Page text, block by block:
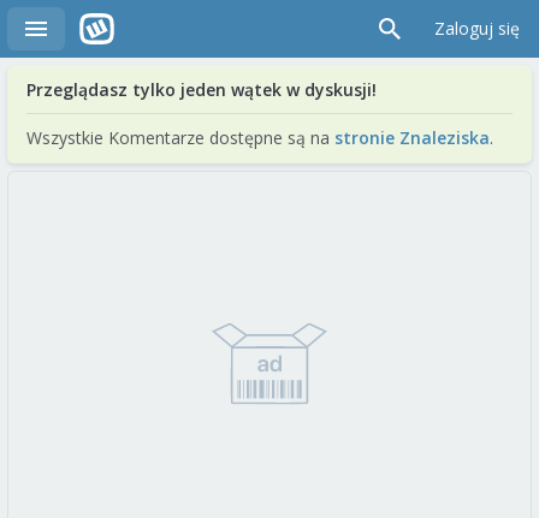
Zaloguj się
Przeglądasz tylko jeden wątek w dyskusji!
Wszystkie Komentarze dostępne są na stronie Znaleziska.